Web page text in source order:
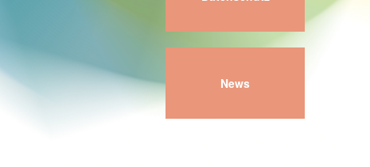
News